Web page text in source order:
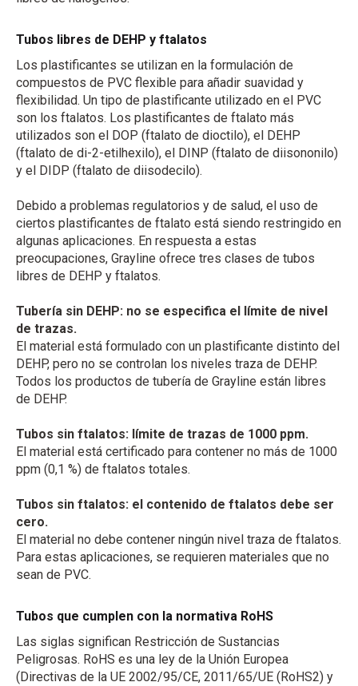
Tubos libres de DEHP y ftalatos
Los plastificantes se utilizan en la formulación de
compuestos de PVC flexible para añadir suavidad y
flexibilidad. Un tipo de plastificante utilizado en el PVC
son los ftalatos. Los plastificantes de ftalato más
utilizados son el DOP (ftalato de dioctilo), el DEHP
(ftalato de di-2-etilhexilo), el DINP (ftalato de diisononilo)
y el DIDP (ftalato de diisodecilo).
Debido a problemas regulatorios y de salud, el uso de
ciertos plastificantes de ftalato está siendo restringido en
algunas aplicaciones. En respuesta a estas
preocupaciones, Grayline ofrece tres clases de tubos
libres de DEHP y ftalatos.
Tubería sin DEHP: no se especifica el límite de nivel
de trazas.
El material está formulado con un plastificante distinto del
DEHP, pero no se controlan los niveles traza de DEHP.
Todos los productos de tubería de Grayline están libres
de DEHP.
Tubos sin ftalatos: límite de trazas de 1000 ppm.
El material está certificado para contener no más de 1000
ppm (0,1 %) de ftalatos totales.
Tubos sin ftalatos: el contenido de ftalatos debe ser
cero.
El material no debe contener ningún nivel traza de ftalatos.
Para estas aplicaciones, se requieren materiales que no
sean de PVC.
Tubos que cumplen con la normativa RoHS
Las siglas significan Restricción de Sustancias
Peligrosas. RoHS es una ley de la Unión Europea
(Directivas de la UE 2002/95/CE, 2011/65/UE (RoHS2) y